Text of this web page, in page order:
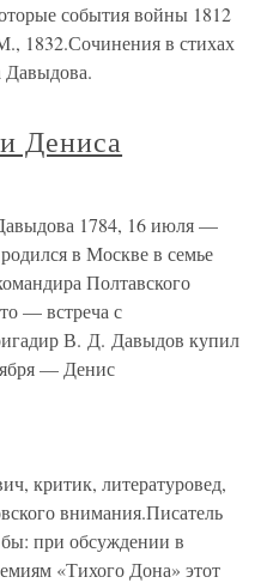
события войны 1812
1832.Сочинения в стихах
Давыдова.
Дениса
1784, 16 июля —
в Москве в семье
Полтавского
— встреча с
В. Д. Давыдов купил
— Денис
критик, литературовед,
внимания.Писатель
при обсуждении в
«Тихого Дона» этот